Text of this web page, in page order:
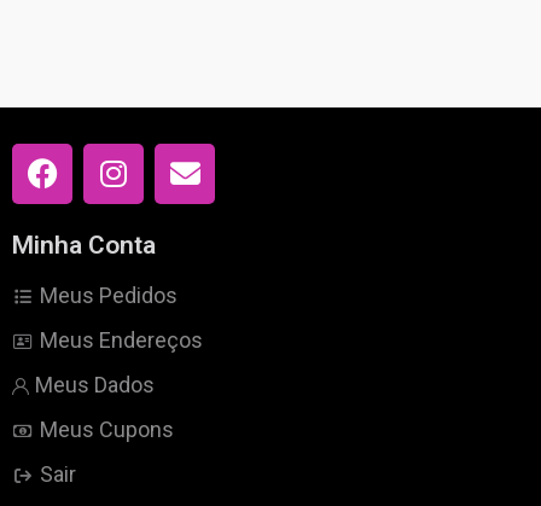
Minha Conta
Meus Pedidos
Meus Endereços
Meus Dados
Meus Cupons
Sair